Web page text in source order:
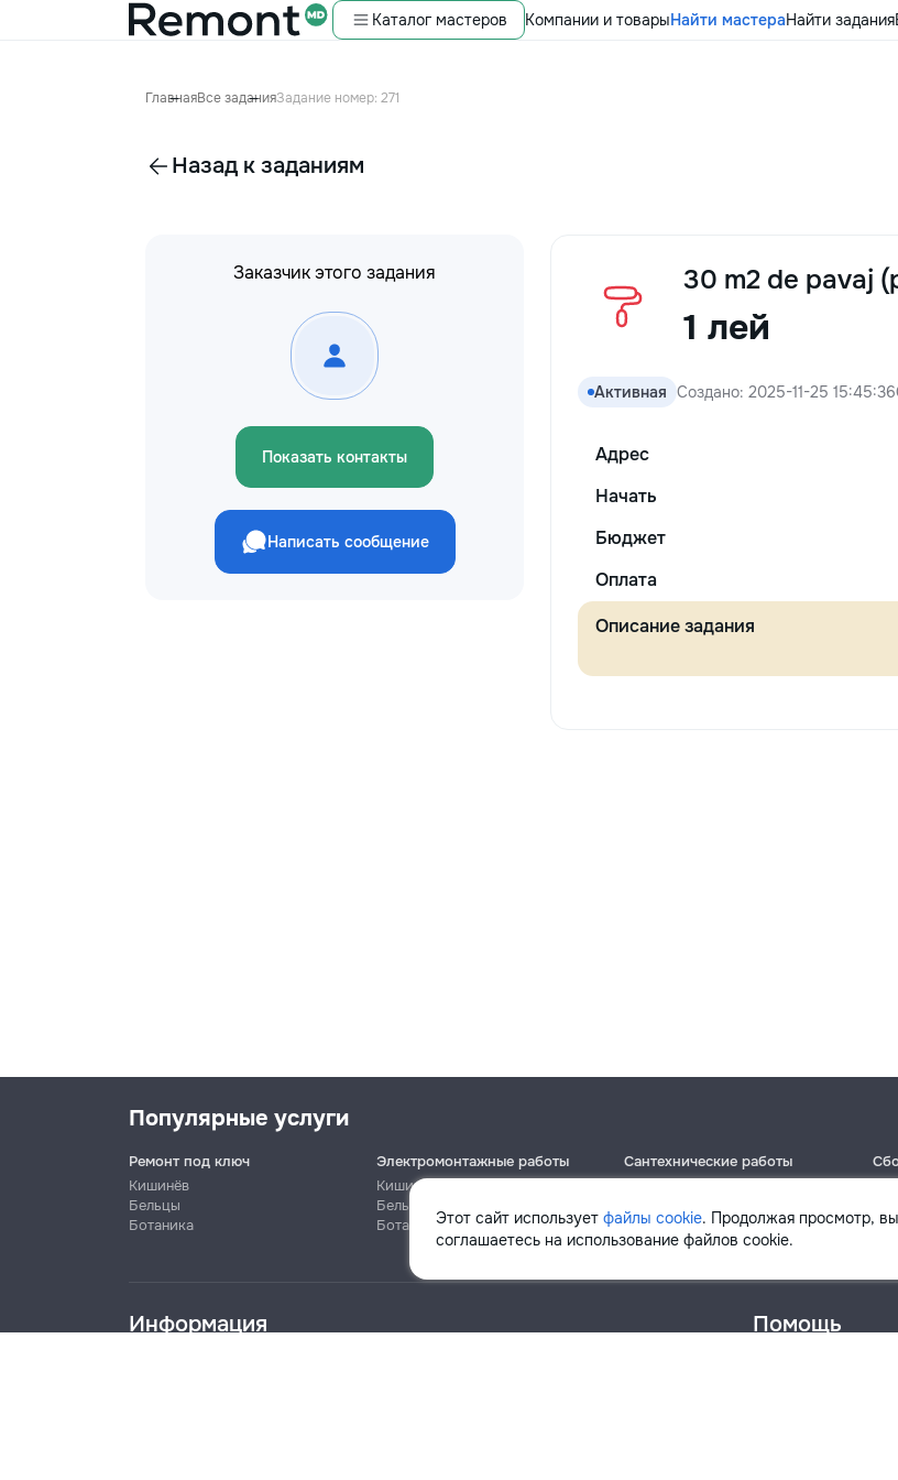
Каталог мастеров Компании и товарыНайти мастераНайти задания
ГлавнаяВсе заданияЗадание номер: 271
Назад к заданиям
Заказчик этого задания
Показать контакты
Написать сообщение
30 m2 de pavaj
1 лей
Активная Создано: 2025-11-25 15:45:36
Адрес
Начать
Бюджет
Оплата
Описание задания
Телефон
Этот сайт использует файлы cookie. Продолжая просмотр, вы
соглашаетесь на использование файлов cookie.
Популярные услуги
Ремонт под ключ
Кишинёв
Бельцы
Ботаника
Электромонтажные работы
Кишинёв
Бельцы
Ботаника
Сантехнические работы
Ботаника
Информация Помощь